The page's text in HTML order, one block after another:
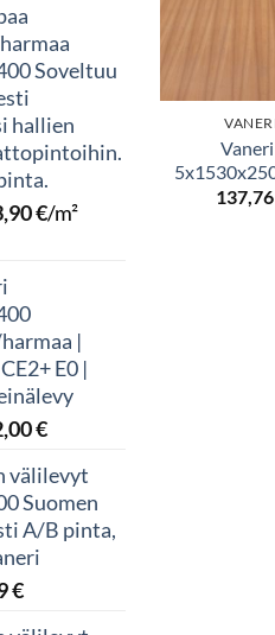
Soveltuu
hallien
€.
€Nykyinen
/m²
|
E0 |
€.
€Nykyinen
on:
42,00 €.
välilevyt
Suomen
A/B pinta,
€Nykyinen
137,76